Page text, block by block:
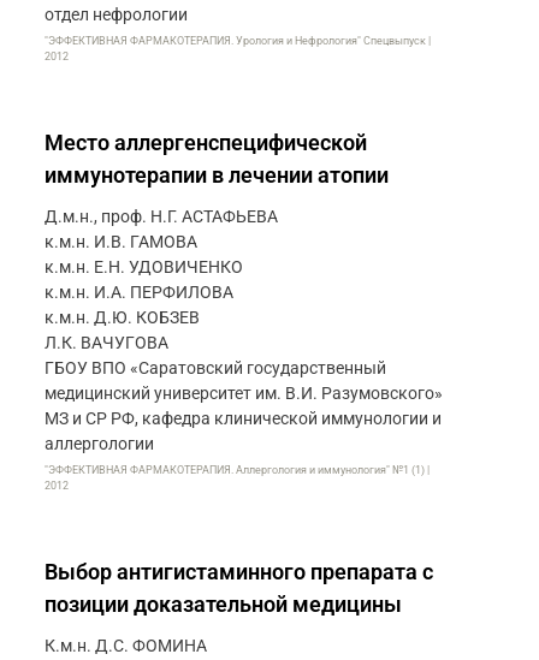
отдел нефрологии
"ЭФФЕКТИВНАЯ ФАРМАКОТЕРАПИЯ. Урология и Нефрология" Спецвыпуск |
2012
Место аллергенспецифической
иммунотерапии в лечении атопии
Д.м.н., проф. Н.Г. АСТАФЬЕВА
к.м.н. И.В. ГАМОВА
к.м.н. Е.Н. УДОВИЧЕНКО
к.м.н. И.А. ПЕРФИЛОВА
к.м.н. Д.Ю. КОБЗЕВ
Л.К. ВАЧУГОВА
ГБОУ ВПО «Саратовский государственный
медицинский университет им. В.И. Разумовского»
МЗ и СР РФ, кафедра клинической иммунологии и
аллергологии
"ЭФФЕКТИВНАЯ ФАРМАКОТЕРАПИЯ. Аллергология и иммунология" №1 (1) |
2012
Выбор антигистаминного препарата с
позиции доказательной медицины
К.м.н. Д.С. ФОМИНА